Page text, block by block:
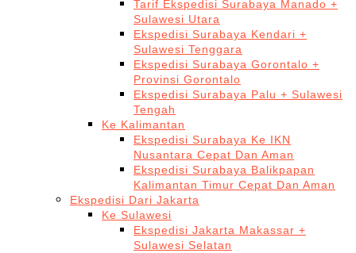
Tarif Ekspedisi Surabaya Manado +
Sulawesi Utara
Ekspedisi Surabaya Kendari +
Sulawesi Tenggara
Ekspedisi Surabaya Gorontalo +
Provinsi Gorontalo
Ekspedisi Surabaya Palu + Sulawesi
Tengah
Ke Kalimantan
Ekspedisi Surabaya Ke IKN
Nusantara Cepat Dan Aman
Ekspedisi Surabaya Balikpapan
Kalimantan Timur Cepat Dan Aman
Ekspedisi Dari Jakarta
Ke Sulawesi
Ekspedisi Jakarta Makassar +
Sulawesi Selatan